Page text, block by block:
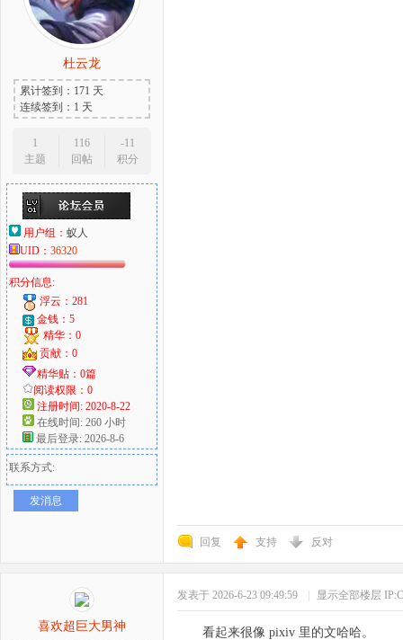
杜云龙
累计签到：171 天
连续签到：1 天
1
主题
116
回帖
-11
积分
用户组： 蚁人
UID： 36320
积分信息:
浮云：281
金钱：5
精华：0
贡献：0
精华贴：0篇
阅读权限：0
注册时间: 2020-8-22
在线时间: 260 小时
最后登录: 2026-8-6
联系方式:
发消息
回复 支持 反对
喜欢超巨大男神
发表于 2026-6-23 09:49:59 显示全部楼层
看起来很像 pixiv 里的文哈哈。